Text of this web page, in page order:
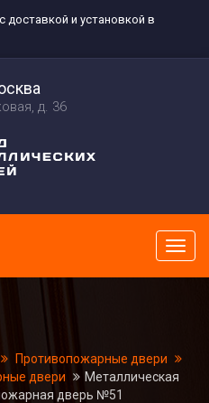
и установкой в
д. 36
меню
Противопожарные двери
двери
Металлическая
дверь №51